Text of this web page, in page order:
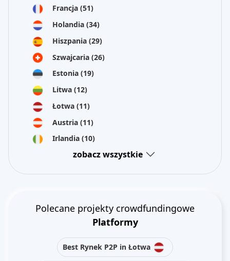
Francja (51)
Holandia (34)
Hiszpania (29)
Szwajcaria (26)
Estonia (19)
Litwa (12)
Łotwa (11)
Austria (11)
Irlandia (10)
zobacz wszystkie
Polecane projekty crowdfundingowe
Platformy
Best Rynek P2P in Łotwa